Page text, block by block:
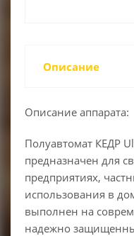
Описание
Описание аппарата:
Полуавтомат КЕДР
предназначен для
предприятиях,
использования в
выполнен на
надежно